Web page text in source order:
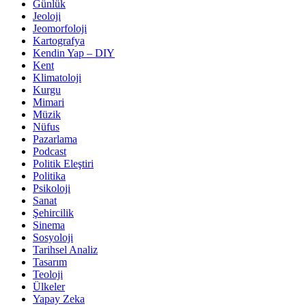
Günlük
Jeoloji
Jeomorfoloji
Kartografya
Kendin Yap – DIY
Kent
Klimatoloji
Kurgu
Mimari
Müzik
Nüfus
Pazarlama
Podcast
Politik Eleştiri
Politika
Psikoloji
Sanat
Şehircilik
Sinema
Sosyoloji
Tarihsel Analiz
Tasarım
Teoloji
Ülkeler
Yapay Zeka